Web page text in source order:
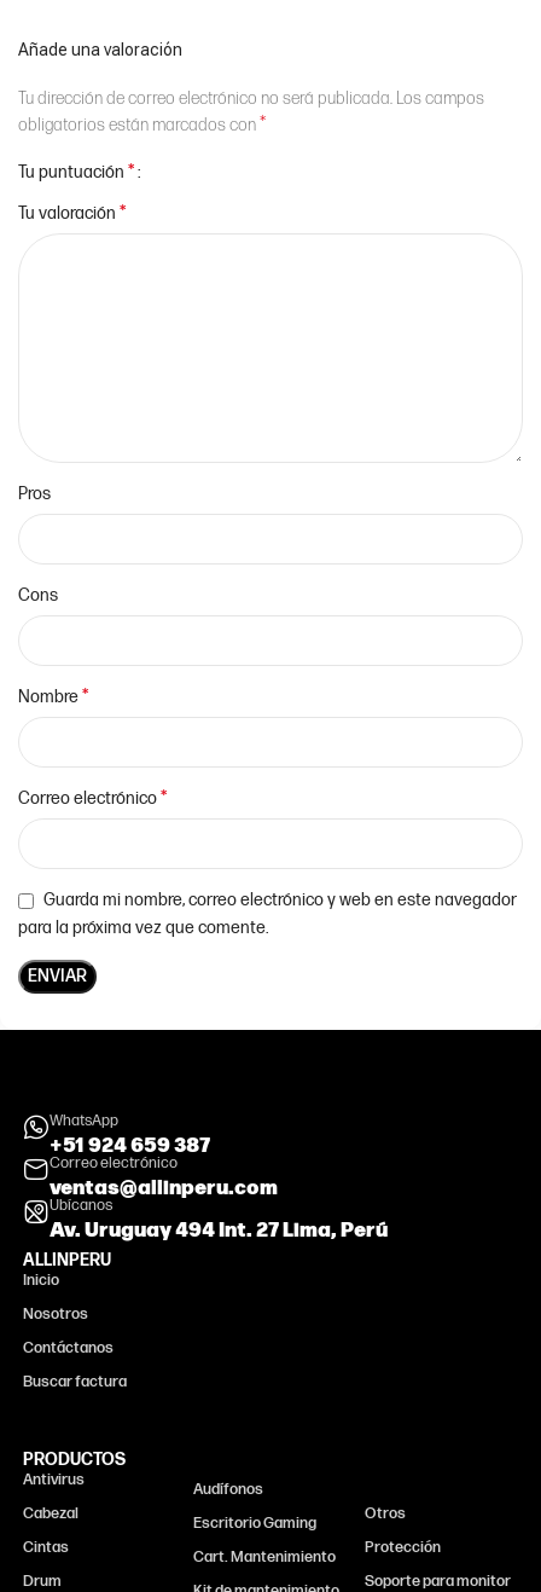
Añade una valoración
Tu dirección de correo electrónico no será publicada. Los campos
obligatorios están marcados con*
Tu puntuación *
Tu valoración *
Pros
Cons
Nombre*
Correo electrónico*
Guarda mi nombre, correo electrónico y web en este navegador
para la próxima vez que comente.
WhatsApp
+51 924 659 387
Correo electrónico
ventas@allinperu.com
Ubícanos
Av. Uruguay 494 Int. 27 Lima, Perú
ALLINPERU
Inicio
Nosotros
Contáctanos
Buscar factura
PRODUCTOS
Antivirus
Cabezal
Cintas
Drum
Audífonos
Escritorio Gaming
Cart. Mantenimiento
Otros
Protección
Soporte para monitor